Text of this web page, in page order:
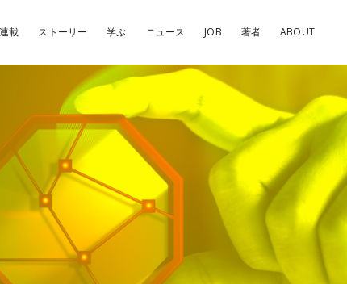
載 ストーリー 学ぶ ニュース JOB 著者 ABOUT